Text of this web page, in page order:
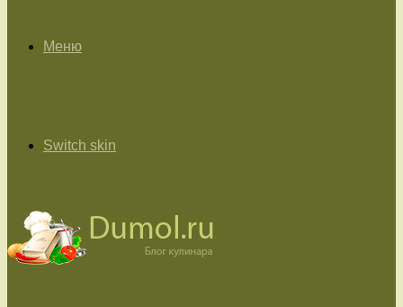
Меню
Switch skin